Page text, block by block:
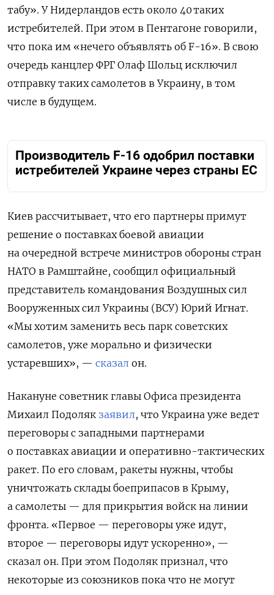
табу». У Нидерландов есть около 40 таких
истребителей. При этом в Пентагоне говорили,
что пока им «нечего объявлять об F-16». В свою
очередь канцлер ФРГ Олаф Шольц исключил
отправку таких самолетов в Украину, в том
числе в будущем.
Производитель F-16 одобрил поставки
истребителей Украине через страны ЕС
Киев рассчитывает, что его партнеры примут
решение о поставках боевой авиации
на очередной встрече министров обороны стран
НАТО в Рамштайне, сообщил официальный
представитель командования Воздушных сил
Вооруженных сил Украины (ВСУ) Юрий Игнат.
«Мы хотим заменить весь парк советских
самолетов, уже морально и физически
устаревших», — сказал он.
Накануне советник главы Офиса президента
Михаил Подоляк заявил, что Украина уже ведет
переговоры с западными партнерами
о поставках авиации и оперативно-тактических
ракет. По его словам, ракеты нужны, чтобы
уничтожать склады боеприпасов в Крыму,
а самолеты — для прикрытия войск на линии
фронта. «Первое — переговоры уже идут,
второе — переговоры идут ускоренно», —
сказал он. При этом Подоляк признал, что
некоторые из союзников пока что не могут